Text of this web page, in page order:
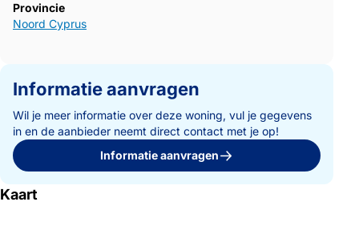
Provincie
Noord Cyprus
Informatie aanvragen
Wil je meer informatie over deze woning, vul je gegevens
in en de aanbieder neemt direct contact met je op!
Informatie aanvragen
Kaart